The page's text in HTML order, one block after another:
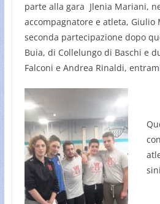
parte alla gara Jlenia Mariani,
accompagnatore e atleta, Giulio
seconda partecipazione dopo
Buia, di Collelungo di Baschi e
Falconi e Andrea Rinaldi,